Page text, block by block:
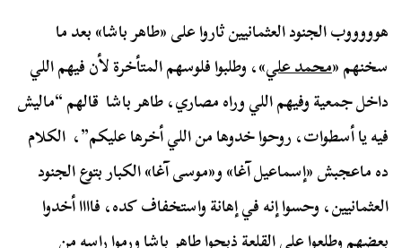
هوووووب الجنود العثمانيين ثاروا على «طاهر باشا» بعد ما
سخنهم «محمد علي»، وطلبوا فلوسهم المتأخرة لأن فيهم اللي
داخل جمعية وفيهم اللي وراه مصاري، طاهر باشا قالهم “ماليش
فيه يا أسطوات، روحوا خدوها من اللي أخرها عليكم”، الكلام
ده ماعجبش «إسماعيل آغا» و«موسى آغا» الكبار بتوع الجنود
العثمانيين، وحسوا إنه في إهانة واستخفاف كده، فاااا أخدوا
بعضهم وطلعوا على القلعة ذبحوا طاهر باشا ورموا راسه من